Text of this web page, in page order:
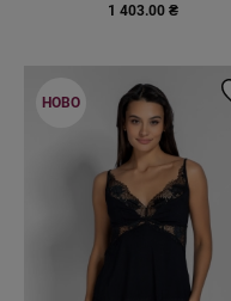
1 403.00 ₴
НОВО